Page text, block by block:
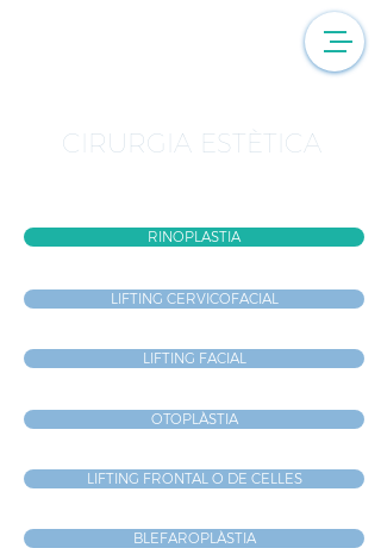
CIRURGIA ESTÈTICA
RINOPLASTIA
LIFTING CERVICOFACIAL
LIFTING FACIAL
OTOPLÀSTIA
LIFTING FRONTAL O DE CELLES
BLEFAROPLÀSTIA